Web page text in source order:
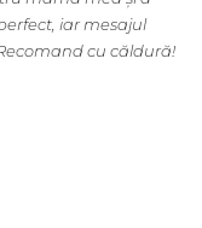
iar mesajul
cu căldură!